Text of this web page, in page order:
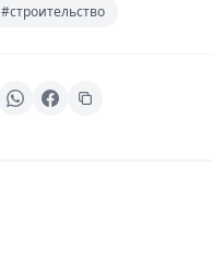
#строительство